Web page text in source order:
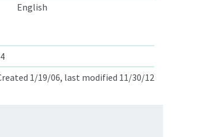
English
1/19/06, last modified 11/30/12